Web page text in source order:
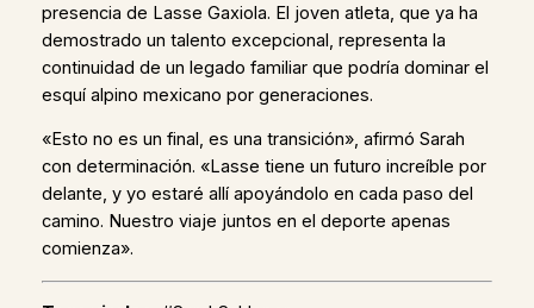
presencia de Lasse Gaxiola. El joven atleta, que ya ha
demostrado un talento excepcional, representa la
continuidad de un legado familiar que podría dominar el
esquí alpino mexicano por generaciones.
«Esto no es un final, es una transición», afirmó Sarah
con determinación. «Lasse tiene un futuro increíble por
delante, y yo estaré allí apoyándolo en cada paso del
camino. Nuestro viaje juntos en el deporte apenas
comienza».